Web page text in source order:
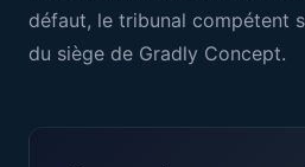
défaut, le tribunal compétent
du siège de Gradly Concept.